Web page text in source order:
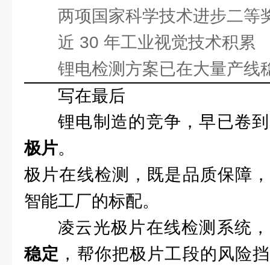
两项国家科学技术进步二等
近 30 年工业视觉技术积累
锂电检测方案已在大量产线
写在最后
锂电制造的竞争，早已卷到
极片。
极片在线检测，既是品质保障
智能工厂的标配。
凌云光极片在线检测系统
稳定 ，帮你把极片工段的风险